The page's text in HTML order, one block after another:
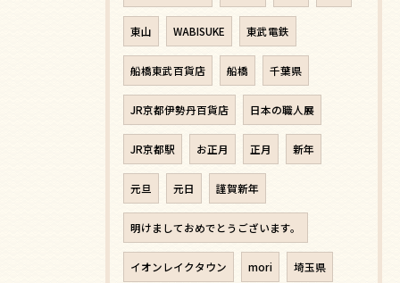
東山 WABISUKE 東武電鉄
船橋東武百貨店 船橋 千葉県
JR京都伊勢丹百貨店 日本の職人展
JR京都駅 お正月 正月 新年
元旦 元日 謹賀新年
明けましておめでとうございます。
イオンレイクタウン mori 埼玉県